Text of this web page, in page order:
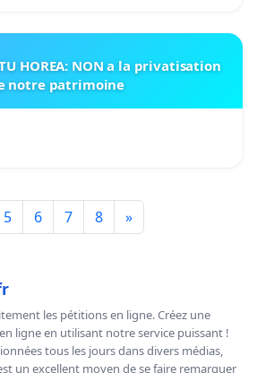
HOREA: NON a la privatisation
notre patrimoine
5 6 7 8 »
les pétitions en ligne. Créez une
ligne en utilisant notre service puissant !
tous les jours dans divers médias,
un excellent moyen de se faire remarquer